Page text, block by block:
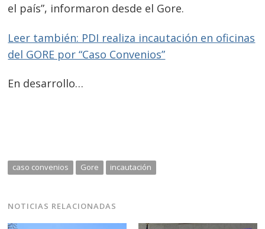
el país”, informaron desde el Gore.
Leer también: PDI realiza incautación en oficinas
del GORE por “Caso Convenios”
En desarrollo…
caso convenios Gore incautación
NOTICIAS RELACIONADAS